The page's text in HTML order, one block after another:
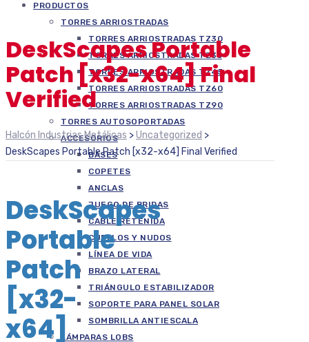
PRODUCTOS
TORRES ARRIOSTRADAS
TORRES ARRIOSTRADAS TZ30
TORRES ARRIOSTRADAS TZ35
TORRES ARRIOSTRADAS TZ45
TORRES ARRIOSTRADAS TZ60
TORRES ARRIOSTRADAS TZ90
TORRES AUTOSOPORTADAS
ACCESORIOS
BASES
COPETES
ANCLAS
JUEGO DE BRIDAS
CABLE RETENIDA
CUELLOS Y NUDOS
LÍNEA DE VIDA
BRAZO LATERAL
TRIÁNGULO ESTABILIZADOR
SOPORTE PARA PANEL SOLAR
SOMBRILLA ANTIESCALA
LÁMPARAS LOBS
DeskScapes Portable
Patch [x32-x64] Final
Verified
Halcón Industrias Metálicas >Uncategorized >
DeskScapes Portable Patch [x32-x64] Final Verified
DeskScapes
Portable
Patch
[x32-
x64]